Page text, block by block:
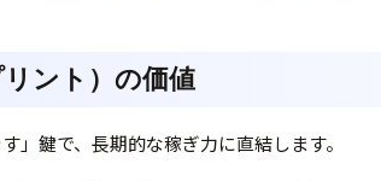
ント）の価値
」鍵で、長期的な稼ぎ力に直結します。